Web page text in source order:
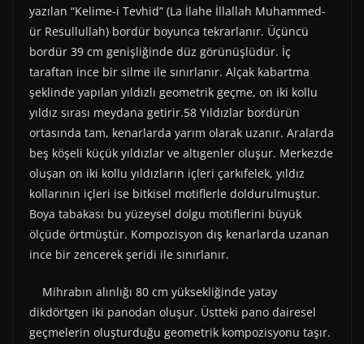
yazılan “Kelime-i Tevhid” (La İlahe İllallah Muhammed-
ür Resullullah) bordür boyunca tekrarlanır. Üçüncü
bordür 39 cm genişliğinde düz görünüşlüdür. İç
taraftan ince bir silme ile sınırlanır. Alçak kabartma
şeklinde yapılan yıldızlı geometrik geçme, on iki kollu
yıldız sırası meydana getirir.58 Yıldızlar bordürün
ortasında tam, kenarlarda yarım olarak uzanır. Aralarda
beş köşeli küçük yıldızlar ve altıgenler oluşur. Merkezde
oluşan on iki kollu yıldızların içleri çarkıfelek, yıldız
kollarının içleri ise bitkisel motiflerle doldurulmuştur.
Boya tabakası bu yüzeysel dolgu motiflerini büyük
ölçüde örtmüştür. Kompozisyon dış kenarlarda uzanan
ince bir zencerek şeridi ile sınırlanır.
Mihrabın alınlığı 80 cm yüksekliğinde yatay
dikdörtgen iki panodan oluşur. Üstteki pano dairesel
geçmelerin oluşturduğu geometrik kompozisyonu taşır.